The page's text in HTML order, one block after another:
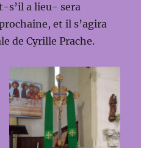
s’il a lieu- sera
et il s’agira
de Cyrille Prache.